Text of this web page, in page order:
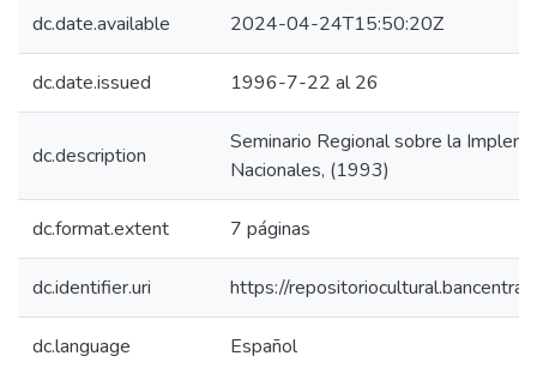
dc.date.available 2024-04-24T15:50:20Z
dc.date.issued 1996-7-22 al 26
dc.description
Seminario Regional sobre la
Nacionales, (1993)
dc.format.extent 7 páginas
dc.identifier.uri https://
dc.language Español